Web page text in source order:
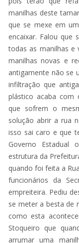
manilhas deste
que se mexe em
encaixar. Falou
todas as manilhas e
manilhas novas e
antigamente não se
infiltração que
plástico acaba com
que sofrem o
solução abrir a rua
isso sai caro e que
Governo Estadual
estrutura da
quando foi feita a
funcionários da
empreiteira. Pediu
se meter a besta de
como esta
Stoqueiro que
arrumar uma